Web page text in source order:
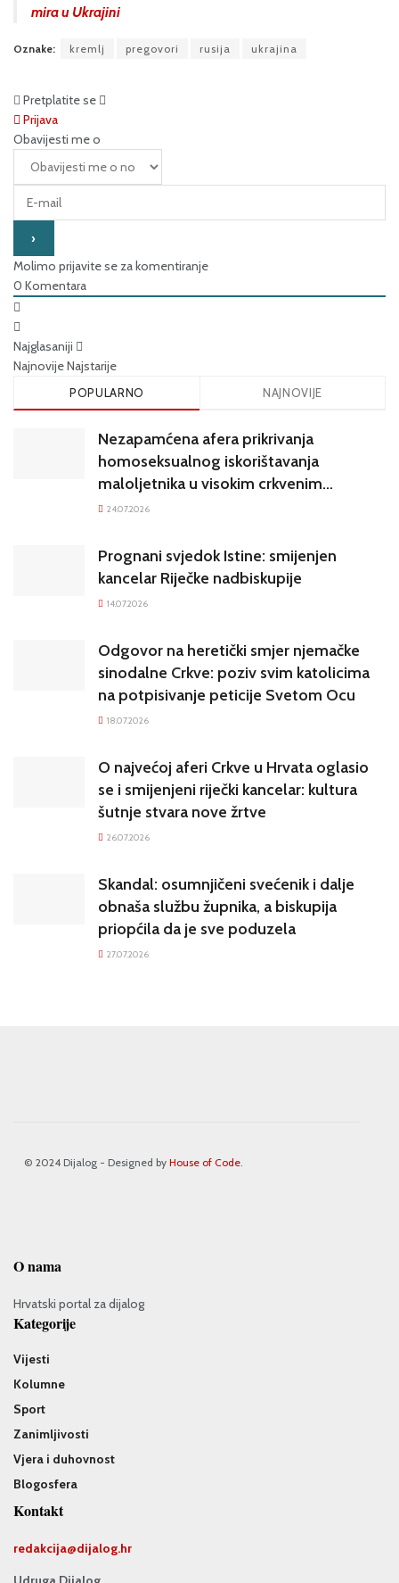
mira u Ukrajini
Oznake: kremlj pregovori rusija ukrajina
Pretplatite se
Prijava
Obavijesti me o
Molimo prijavite se za komentiranje
0 Komentara
Najglasaniji
NajnovijeNajstarije
POPULARNO NAJNOVIJE
Nezapamćena afera prikrivanja
homoseksualnog iskorištavanja
maloljetnika u visokim crkvenim
krugovima potresa Hrvatsku
24.07.2026
Prognani svjedok Istine: smijenjen
kancelar Riječke nadbiskupije
14.07.2026
Odgovor na heretički smjer njemačke
sinodalne Crkve: poziv svim katolicima
na potpisivanje peticije Svetom Ocu
18.07.2026
O najvećoj aferi Crkve u Hrvata oglasio
se i smijenjeni riječki kancelar: kultura
šutnje stvara nove žrtve
26.07.2026
Skandal: osumnjičeni svećenik i dalje
obnaša službu župnika, a biskupija
priopćila da je sve poduzela
27.07.2026
© 2024 Dijalog - Designed by House of Code.
O nama
Hrvatski portal za dijalog
Kategorije
Vijesti
Kolumne
Sport
Zanimljivosti
Vjera i duhovnost
Blogosfera
Kontakt
redakcija@dijalog.hr